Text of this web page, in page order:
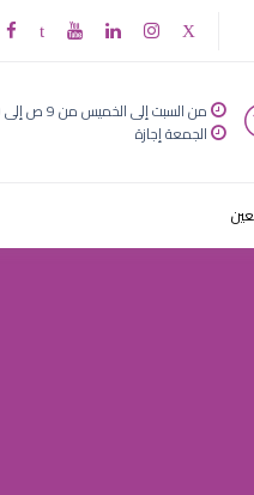
ط¹ظٹظˆظ†
من السبت إلى الخميس من 9 ص إلى 10 م
الجمعة إجازة